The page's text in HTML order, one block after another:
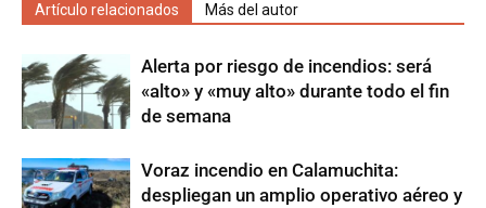
Artículo relacionados Más del autor
Alerta por riesgo de incendios: será
«alto» y «muy alto» durante todo el fin
de semana
Voraz incendio en Calamuchita:
despliegan un amplio operativo aéreo y